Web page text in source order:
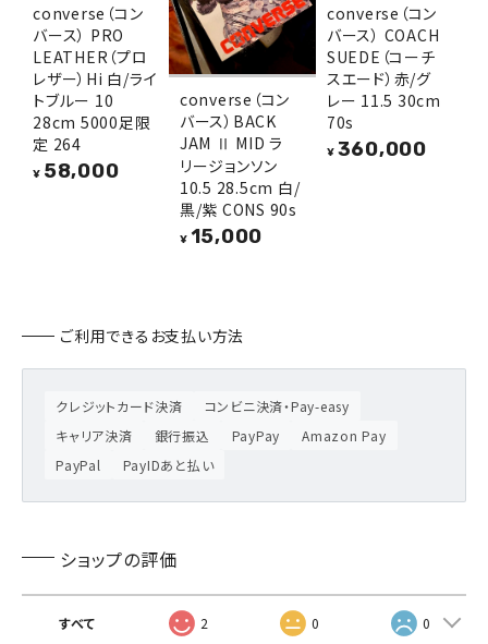
converse（コン
バース） PRO
LEATHER（プロ
レザー）Hi 白/ライ
トブルー 10
28cm 5000足限
定 264
¥ 58,000
converse（コン
バース）BACK
JAM Ⅱ MID ラ
リージョンソン
10.5 28.5cm 白/
黒/紫 CONS 90s
¥ 15,000
converse（コン
バース） COACH
SUEDE（コーチ
スエード）赤/グ
レー 11.5 30cm
70s
¥ 360,000
ご利用できるお支払い方法
クレジットカード決済
コンビニ決済・Pay-easy
キャリア決済
銀行振込 PayPay
Amazon Pay
PayPal
PayIDあと払い
ショップの評価
すべて 2 0 0